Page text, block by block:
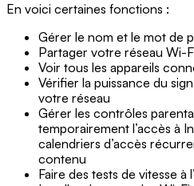
En voici certaines fonctions :
Gérer le nom et le mot de
Partager votre réseau Wi-
Voir tous les appareils
Vérifier la puissance du
votre réseau
Gérer les contrôles
temporairement l’accès à
calendriers d’accès
contenu
Faire des tests de vitesse à